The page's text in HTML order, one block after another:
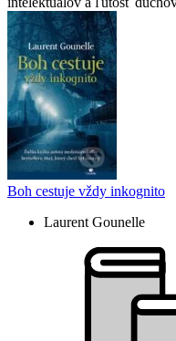
Boh cestuje vždy inkognito
Laurent Gounelle